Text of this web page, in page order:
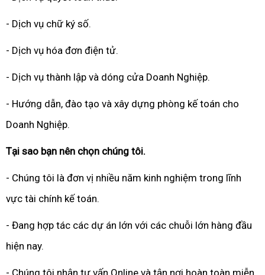
- Dịch vụ chữ ký số.
- Dịch vụ hóa đơn điện tử.
- Dịch vụ thành lập và dóng cửa Doanh Nghiệp.
- Hướng dẫn, đào tạo và xây dựng phòng kế toán cho
Doanh Nghiệp.
Tại sao bạn nên chọn chúng tôi.
- Chúng tôi là đơn vị nhiều năm kinh nghiệm trong lĩnh
vực tài chính kế toán.
- Đang hợp tác các dự án lớn với các chuỗi lớn hàng đầu
hiện nay.
- Chúng tôi nhận tư vấn Online và tận nơi hoàn toàn miễn